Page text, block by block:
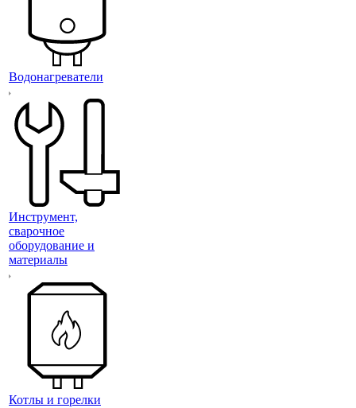
Водонагреватели
Инструмент,
сварочное
оборудование и
материалы
Котлы и горелки